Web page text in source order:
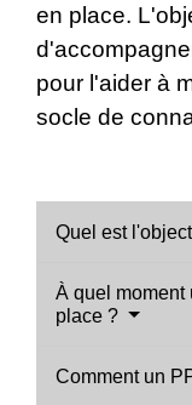
en place.
pour l'aider à
socle de
Quel est
À quel moment
place ?
Comment un